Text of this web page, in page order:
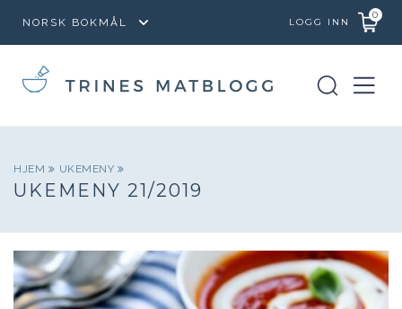
LOGG INN
0
HJEM UKEMENY
UKEMENY 21/2019